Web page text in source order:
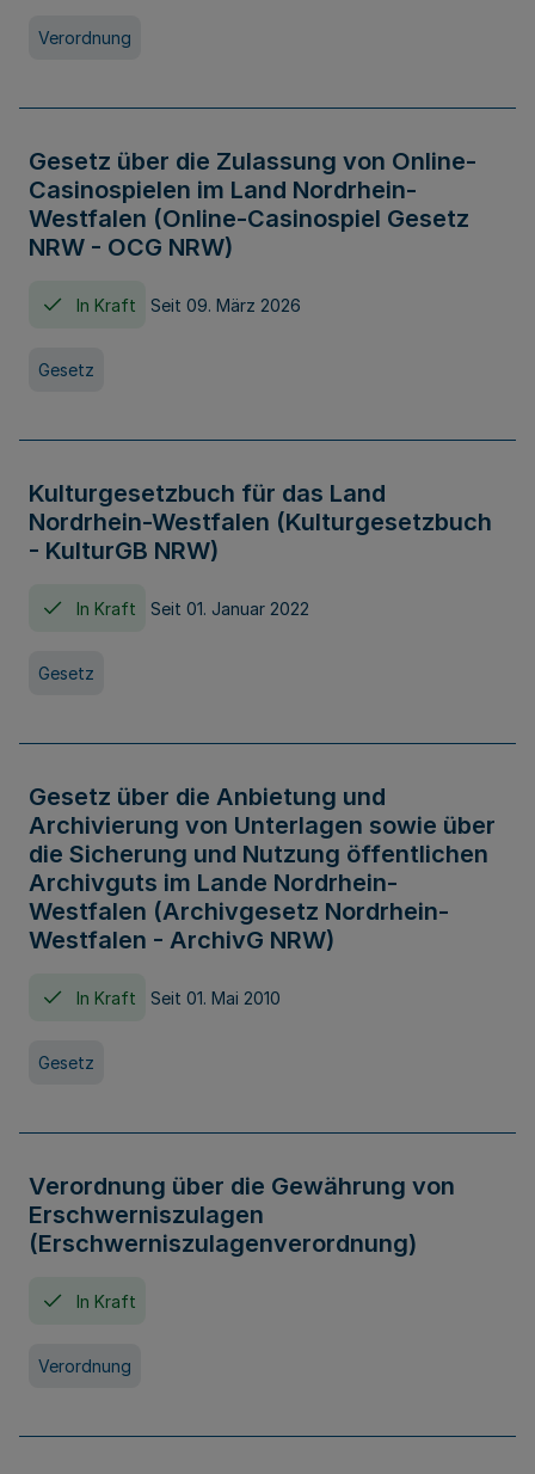
Verordnung
Gesetz über die Zulassung von Online-
Casinospielen im Land Nordrhein-
Westfalen (Online-Casinospiel Gesetz
NRW - OCG NRW)
In Kraft Seit 09. März 2026
Gesetz
Kulturgesetzbuch für das Land
Nordrhein-Westfalen (Kulturgesetzbuch
- KulturGB NRW)
In Kraft Seit 01. Januar 2022
Gesetz
Gesetz über die Anbietung und
Archivierung von Unterlagen sowie über
die Sicherung und Nutzung öffentlichen
Archivguts im Lande Nordrhein-
Westfalen (Archivgesetz Nordrhein-
Westfalen - ArchivG NRW)
In Kraft Seit 01. Mai 2010
Gesetz
Verordnung über die Gewährung von
Erschwerniszulagen
(Erschwerniszulagenverordnung)
In Kraft
Verordnung